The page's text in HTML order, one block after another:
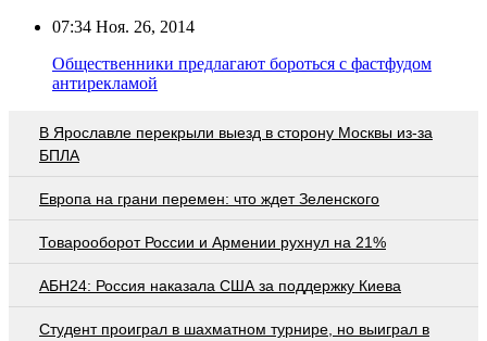
07:34 Ноя. 26, 2014
Общественники предлагают бороться с фастфудом
антирекламой
В Ярославле перекрыли выезд в сторону Москвы из-за
БПЛА
Европа на грани перемен: что ждет Зеленского
Товарооборот России и Армении рухнул на 21%
АБН24: Россия наказала США за поддержку Киева
Студент проиграл в шахматном турнире, но выиграл в